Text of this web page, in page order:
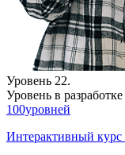
Уровень 22.
Уровень в разработке
100уровней
Интерактивный курс